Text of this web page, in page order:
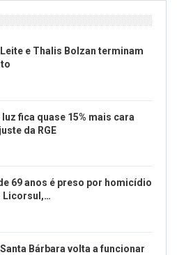
e Thalis Bolzan terminam
fica quase 15% mais cara
da RGE
69 anos é preso por homicídio
Licorsul,…
Bárbara volta a funcionar